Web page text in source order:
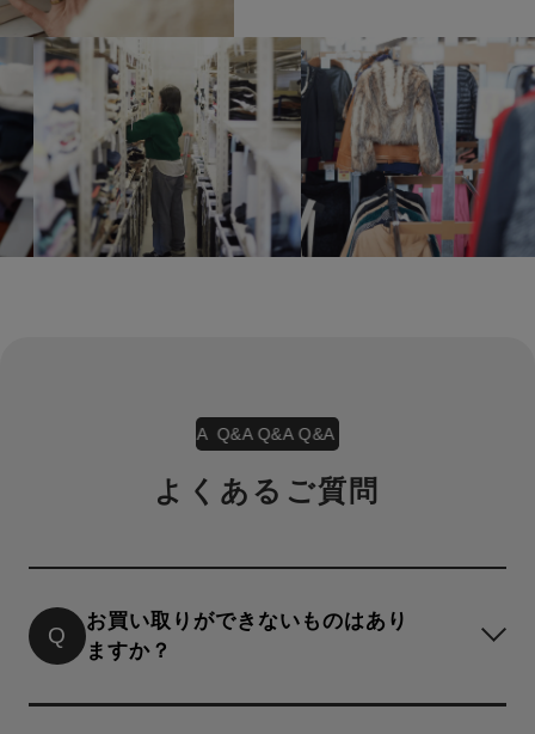
Q&A Q&A Q&A Q&A Q&A Q&A
よくあるご質問
Q
お買い取りができないものはあり
ますか？